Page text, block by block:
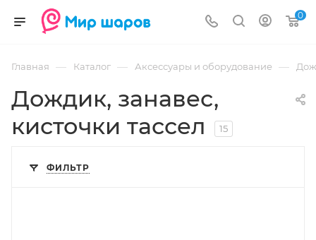
0
Главная — Каталог — Аксессуары и оборудование —
Дождик, занавес,
кисточки тассел
15
ФИЛЬТР